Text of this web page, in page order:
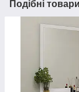
Подібні